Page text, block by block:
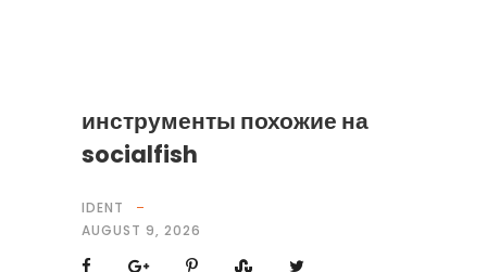
инструменты похожие на
socialfish
IDENT
AUGUST 9, 2026